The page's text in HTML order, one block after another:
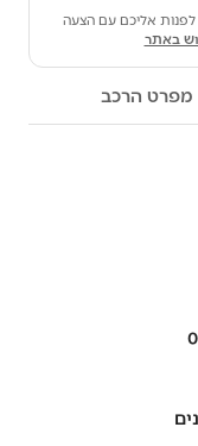
אליכם עם הצעה
הרכב